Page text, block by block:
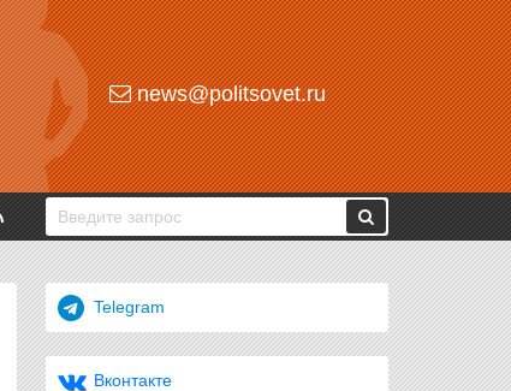
news@politsovet.ru
Telegram
Вконтакте